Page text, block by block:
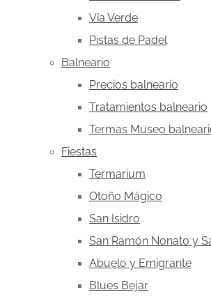
Vía Verde
Pistas de Padel
Balneario
Precios balneario
Tratamientos balneario
Termas Museo
Fiestas
Termarium
Otoño Mágico
San Isidro
San Ramón Nonato y
Abuelo y Emigrante
Blues Bejar